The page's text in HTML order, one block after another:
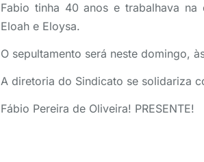
Fabio tinha 40 anos e trabalhava na
Eloah e Eloysa.
O sepultamento será neste domingo,
A diretoria do Sindicato se solidariza
Fábio Pereira de Oliveira! PRESENTE!